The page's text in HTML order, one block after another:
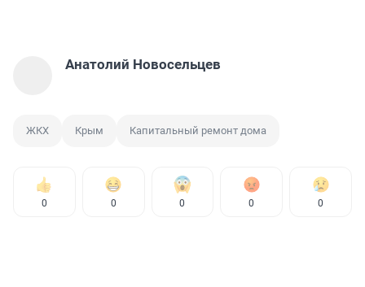
Анатолий Новосельцев
ЖКХ Крым Капитальный ремонт дома
0 0 0 0 0